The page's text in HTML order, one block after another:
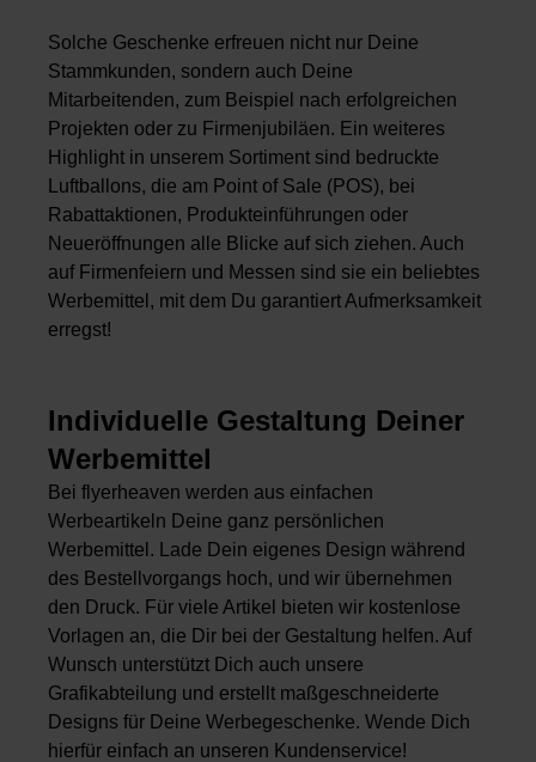
Solche Geschenke erfreuen nicht nur Deine
Stammkunden, sondern auch Deine
Mitarbeitenden, zum Beispiel nach erfolgreichen
Projekten oder zu Firmenjubiläen. Ein weiteres
Highlight in unserem Sortiment sind bedruckte
Luftballons, die am Point of Sale (POS), bei
Rabattaktionen, Produkteinführungen oder
Neueröffnungen alle Blicke auf sich ziehen. Auch
auf Firmenfeiern und Messen sind sie ein beliebtes
Werbemittel, mit dem Du garantiert Aufmerksamkeit
erregst!
Individuelle Gestaltung Deiner
Werbemittel
Bei flyerheaven werden aus einfachen
Werbeartikeln Deine ganz persönlichen
Werbemittel. Lade Dein eigenes Design während
des Bestellvorgangs hoch, und wir übernehmen
den Druck. Für viele Artikel bieten wir kostenlose
Vorlagen an, die Dir bei der Gestaltung helfen. Auf
Wunsch unterstützt Dich auch unsere
Grafikabteilung und erstellt maßgeschneiderte
Designs für Deine Werbegeschenke. Wende Dich
hierfür einfach an unseren Kundenservice!